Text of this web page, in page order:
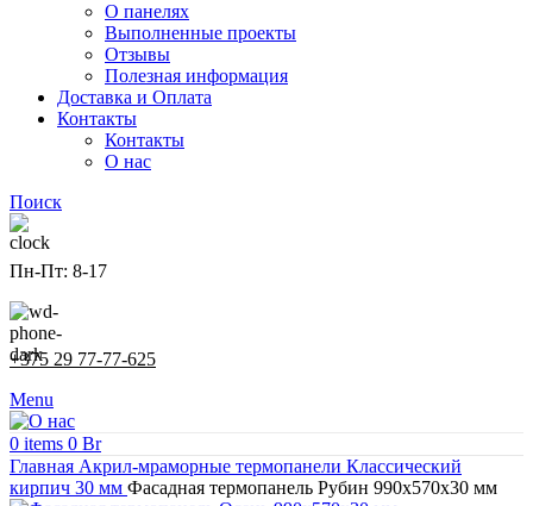
О панелях
Выполненные проекты
Отзывы
Полезная информация
Доставка и Оплата
Контакты
Контакты
О нас
Поиск
Пн-Пт: 8-17
+375 29 77-77-625
Menu
0 items 0 Br
Главная Акрил-мраморные термопанели Классический
кирпич 30 мм Фасадная термопанель Рубин 990x570x30 мм